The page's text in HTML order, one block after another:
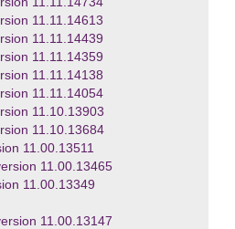
11.11.14613
11.11.14439
11.11.14359
11.11.14138
11.11.14054
11.10.13903
11.10.13684
11.00.13511
11.00.13465
11.00.13349
11.00.13147